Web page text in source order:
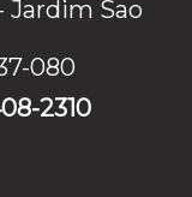
Jardim Sao
080
2310